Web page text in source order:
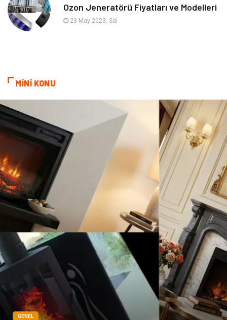
Astroloji
Cam sosyal
Kına Gecesi genel blog
Sigorta Veteriner
kadınlar ve takı
Spor Malzemeleri
Ozon Jeneratörü Fiyatları ve Modelleri
23 May 2023, Sal
MİNİ KONU
GENEL